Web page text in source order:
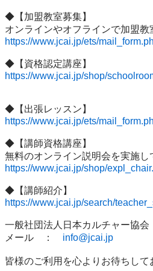
◆【加盟教室募集】
https://www.jcai.jp/ets/
https://www.jcai.jp/shop/
https://www.jcai.jp/ets/
◆【講師資格講座】
https://www.jcai.jp/shop/
https://www.jcai.jp/search/
一般社団法人日本カルチャー協会
メール　： info@jcai.jp
皆様のご利用を心よりお待ちして